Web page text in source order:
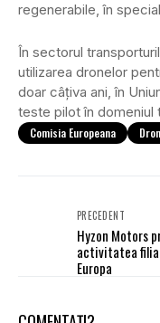
regenerabile, în
În sectorul
utilizarea dronelor
doar câţiva ani, în
teste pilot în domeniul
Comisia Europeana
PRECEDENT
Hyzon Motors
activitatea
Europa